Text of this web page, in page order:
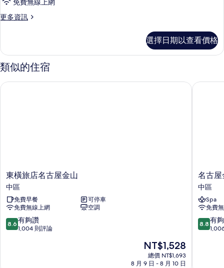
吸
房
(Dog
Friendly)
的
免費無線上網
更多資訊
更
房,
非
吸
房
選擇日期以查看價格
類似的住宿
東
橫
旅
店
名
古
屋
東橫旅店名古屋金山
中區
免費早餐
可停車
免費無線上網
空調
8.6
分，
8.6 有夠讚
1,004 則評論
現
在
價
NT$1,528
總價 NT$1,693
8 月 9 日 - 8 月 10 日
東橫旅店名古屋金山
名
古
屋
金
山
飯
店
名古屋
中區
Spa
免費
8.8
分，
8.8 有
名古屋